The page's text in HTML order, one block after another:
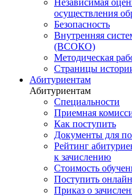
Независимая
осуществления
Безопасность
Внутренняя
(ВСОКО)
Методическая
Страницы
Абитуриентам
Абитуриентам
Специальности
Приемная
Как поступить
Документы для
Рейтинг
к зачислению
Стоимость
Поступить онлайн
Приказ о